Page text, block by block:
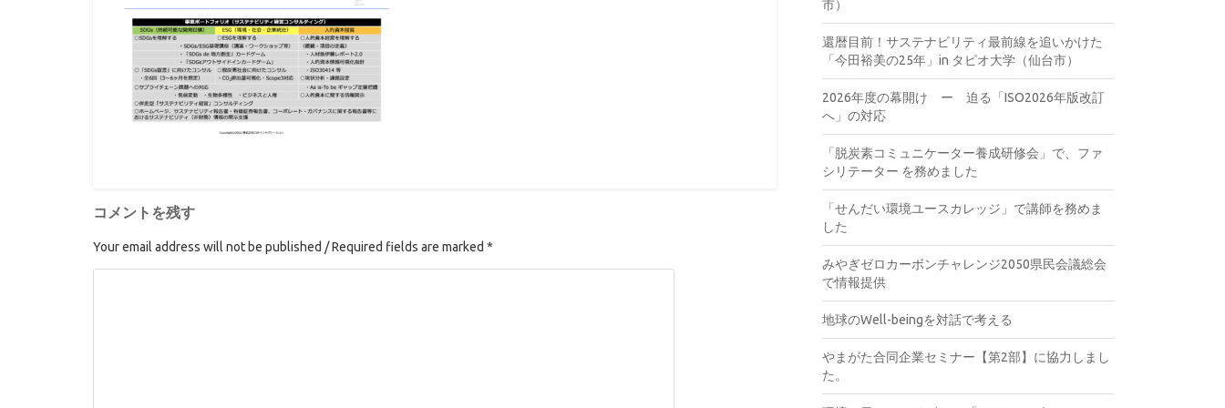
コメントを残す
Your email address will not be published / Required fields are marked *
市）
還暦目前！サステナビリティ最前線を追いかけた
「今田裕美の25年」in タピオ大学（仙台市）
2026年度の幕開け ー 迫る「ISO2026年版改訂
へ」の対応
「脱炭素コミュニケーター養成研修会」で、ファ
シリテーター を務めました
「せんだい環境ユースカレッジ」で講師を務めま
した
みやぎゼロカーボンチャレンジ2050県民会議総会
で情報提供
地球のWell-beingを対話で考える
やまがた合同企業セミナー【第2部】に協力しまし
た。